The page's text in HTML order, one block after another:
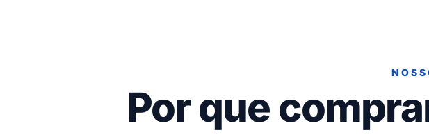
Por que